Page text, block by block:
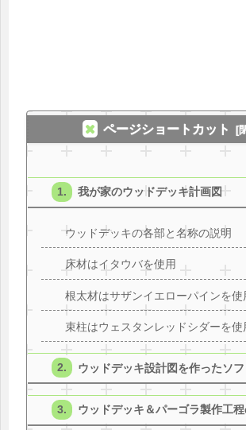
ページショートカット
我が家のウッドデッキ計画図
ウッドデッキの各部と名称の説明
床材はイタウバを使用
根太材はサザンイエローパインを使
束柱はウェスタンレッドシダーを使
ウッドデッキ設計図を作ったソ
ウッドデッキ＆パーゴラ製作工